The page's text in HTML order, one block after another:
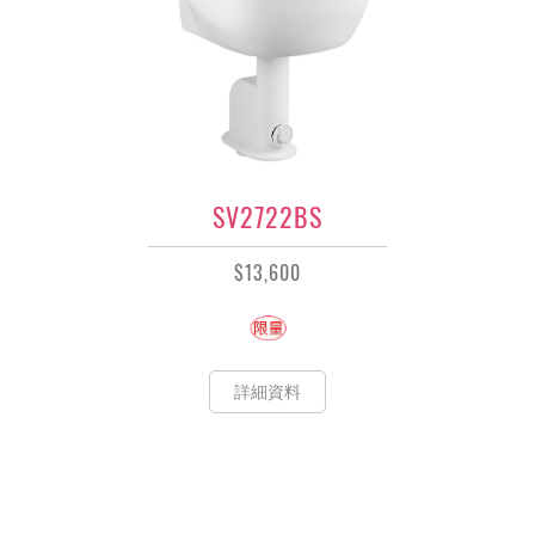
SV2722BS
$13,600
詳細資料